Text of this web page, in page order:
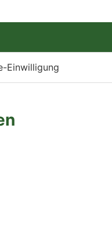
Einwilligung